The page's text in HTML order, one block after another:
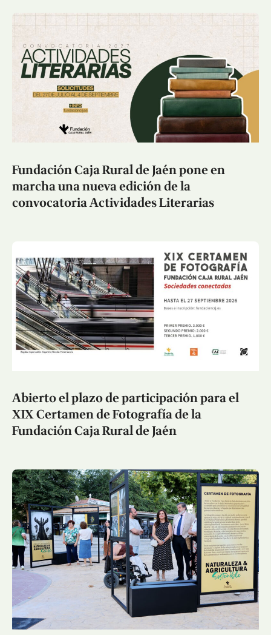
Fundación Caja Rural de Jaén pone en
marcha una nueva edición de la
convocatoria Actividades Literarias
Abierto el plazo de participación para el
XIX Certamen de Fotografía de la
Fundación Caja Rural de Jaén